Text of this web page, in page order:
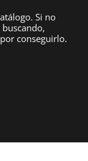
Si no
conseguirlo.